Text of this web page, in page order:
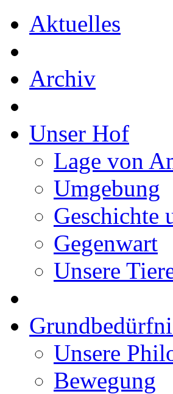
Aktuelles
Archiv
Unser Hof
Lage von
Umgebung
Geschichte
Gegenwart
Unsere
Unsere
Bewegung